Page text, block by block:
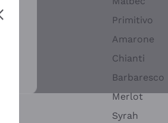
Primitivo
Amarone
Chianti
Barbaresco
Merlot
Syrah